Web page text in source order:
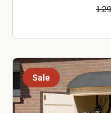
Sale